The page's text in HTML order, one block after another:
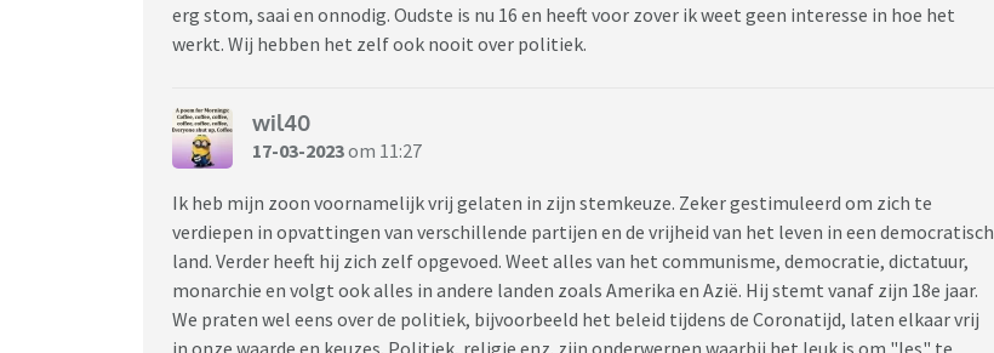
erg stom, saai en onnodig. Oudste is nu 16 en heeft voor zover ik weet geen interesse in hoe het
werkt. Wij hebben het zelf ook nooit over politiek.
wil40
17-03-2023om 11:27
Ik heb mijn zoon voornamelijk vrij gelaten in zijn stemkeuze. Zeker gestimuleerd om zich te
verdiepen in opvattingen van verschillende partijen en de vrijheid van het leven in een democratisch
land. Verder heeft hij zich zelf opgevoed. Weet alles van het communisme, democratie, dictatuur,
monarchie en volgt ook alles in andere landen zoals Amerika en Azië. Hij stemt vanaf zijn 18e jaar.
We praten wel eens over de politiek, bijvoorbeeld het beleid tijdens de Coronatijd, laten elkaar vrij
in onze waarde en keuzes. Politiek, religie enz. zijn onderwerpen waarbij het leuk is om "les" te